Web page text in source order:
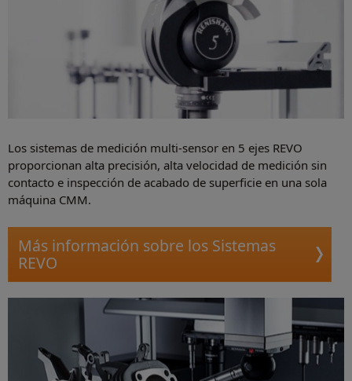
Los sistemas de medición multi-sensor en 5 ejes REVO
proporcionan alta precisión, alta velocidad de medición sin
contacto e inspección de acabado de superficie en una sola
máquina CMM.
Más información sobre los Sistemas
REVO